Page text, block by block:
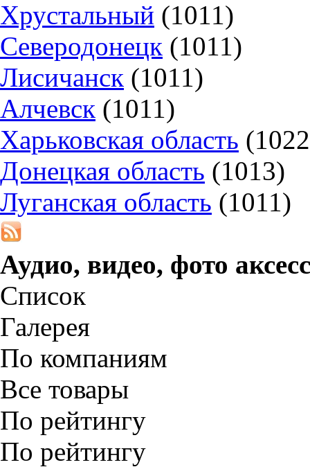
Хрустальный (1011)
Северодонецк (1011)
Лисичанск (1011)
Алчевск (1011)
Харьковская область
Донецкая область (1013)
Луганская область (1011)
Аудио, видео, фото
Список
Галерея
По компаниям
Все товары
По рейтингу
По рейтингу